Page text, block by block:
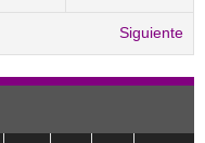
Siguiente